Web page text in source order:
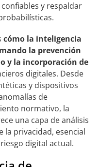
y respaldar
cómo la inteligencia
la prevención
y la incorporación de
digitales. Desde
y dispositivos
de
normativo, la
una capa de análisis
la privacidad, esencial
digital actual.